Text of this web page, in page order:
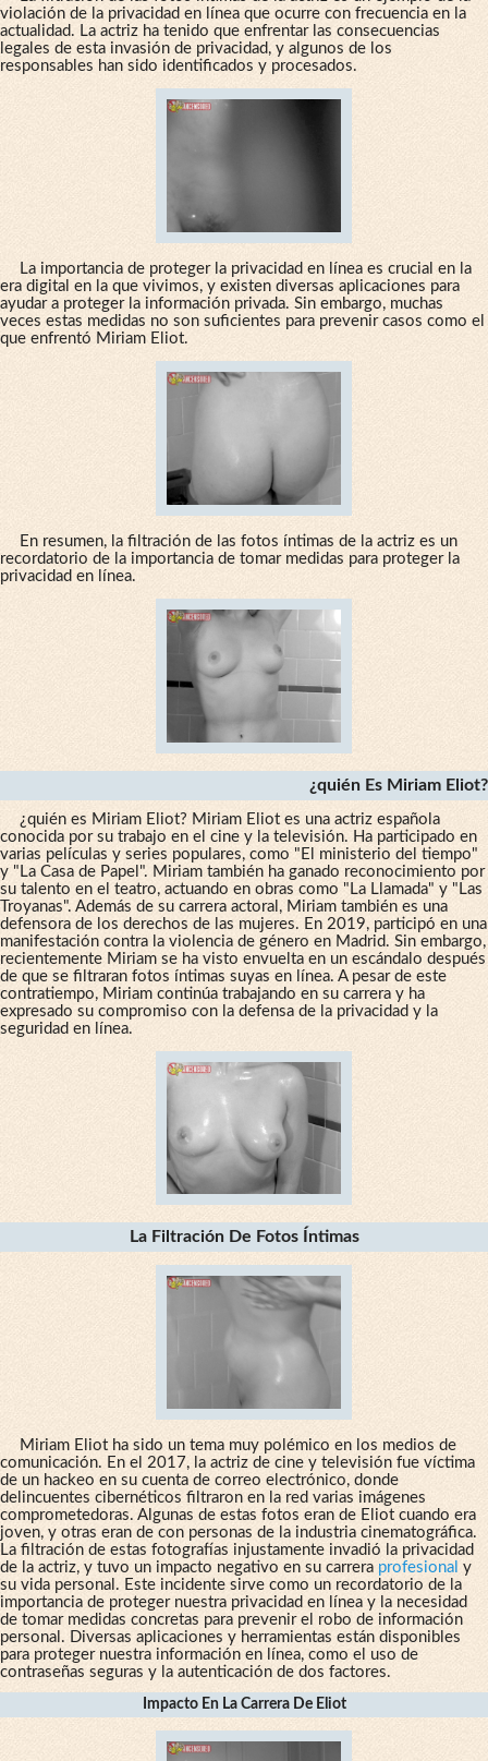
violación de la privacidad en línea que ocurre con frecuencia en la
actualidad. La actriz ha tenido que enfrentar las consecuencias
legales de esta invasión de privacidad, y algunos de los
responsables han sido identificados y procesados.
La importancia de proteger la privacidad en línea es crucial en la
era digital en la que vivimos, y existen diversas aplicaciones para
ayudar a proteger la información privada. Sin embargo, muchas
veces estas medidas no son suficientes para prevenir casos como el
que enfrentó Miriam Eliot.
En resumen, la filtración de las fotos íntimas de la actriz es un
recordatorio de la importancia de tomar medidas para proteger la
privacidad en línea.
¿quién Es Miriam Eliot?
¿quién es Miriam Eliot? Miriam Eliot es una actriz española
conocida por su trabajo en el cine y la televisión. Ha participado en
varias películas y series populares, como "El ministerio del tiempo"
y "La Casa de Papel". Miriam también ha ganado reconocimiento por
su talento en el teatro, actuando en obras como "La Llamada" y "Las
Troyanas". Además de su carrera actoral, Miriam también es una
defensora de los derechos de las mujeres. En 2019, participó en una
manifestación contra la violencia de género en Madrid. Sin embargo,
recientemente Miriam se ha visto envuelta en un escándalo después
de que se filtraran fotos íntimas suyas en línea. A pesar de este
contratiempo, Miriam continúa trabajando en su carrera y ha
expresado su compromiso con la defensa de la privacidad y la
seguridad en línea.
La Filtración De Fotos Íntimas
Miriam Eliot ha sido un tema muy polémico en los medios de
comunicación. En el 2017, la actriz de cine y televisión fue víctima
de un hackeo en su cuenta de correo electrónico, donde
delincuentes cibernéticos filtraron en la red varias imágenes
comprometedoras. Algunas de estas fotos eran de Eliot cuando era
joven, y otras eran de con personas de la industria cinematográfica.
La filtración de estas fotografías injustamente invadió la privacidad
de la actriz, y tuvo un impacto negativo en su carrera profesional y
su vida personal. Este incidente sirve como un recordatorio de la
importancia de proteger nuestra privacidad en línea y la necesidad
de tomar medidas concretas para prevenir el robo de información
personal. Diversas aplicaciones y herramientas están disponibles
para proteger nuestra información en línea, como el uso de
contraseñas seguras y la autenticación de dos factores.
Impacto En La Carrera De Eliot